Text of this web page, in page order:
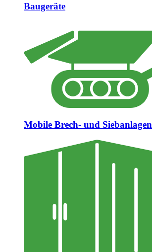
Baugeräte
Mobile Brech- und Siebanlagen